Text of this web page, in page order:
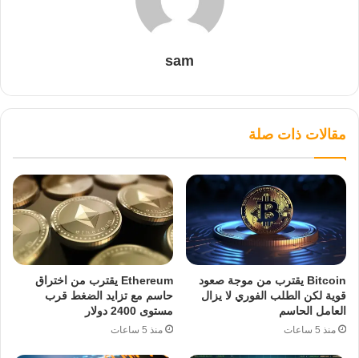
sam
مقالات ذات صلة
Bitcoin يقترب من موجة صعود
قوية لكن الطلب الفوري لا يزال
العامل الحاسم
منذ 5 ساعات
Ethereum يقترب من اختراق
حاسم مع تزايد الضغط قرب
مستوى 2400 دولار
منذ 5 ساعات